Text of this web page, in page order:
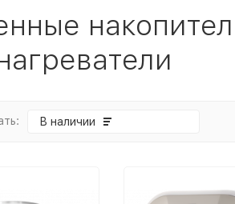
В наличии